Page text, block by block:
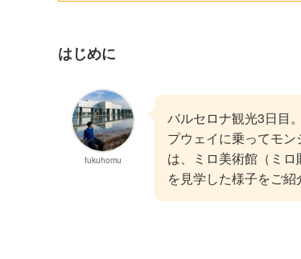
はじめに
fukuhomu
バルセロナ観光3日目
プウェイに乗ってモ
は、ミロ美術館（ミ
を見学した様子をご紹